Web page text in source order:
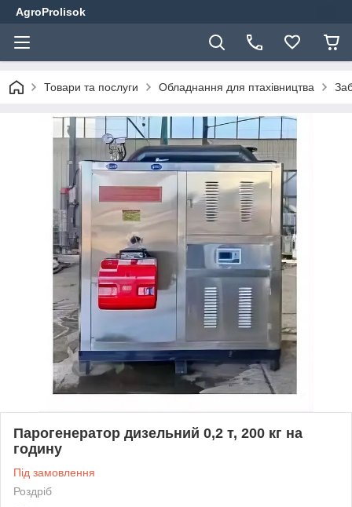
AgroProlisok
Товари та послуги Обладнання для птахівництва
Парогенератор дизельний 0,2 т, 200 кг на
годину
Під замовлення
Роздріб